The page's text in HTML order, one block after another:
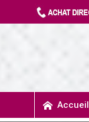
Accueil